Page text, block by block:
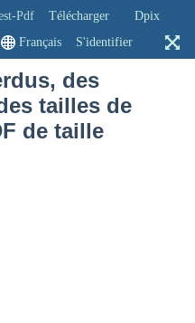
Pdf Télécharger
Dpix
Français S'identifier
des
tailles de
de taille